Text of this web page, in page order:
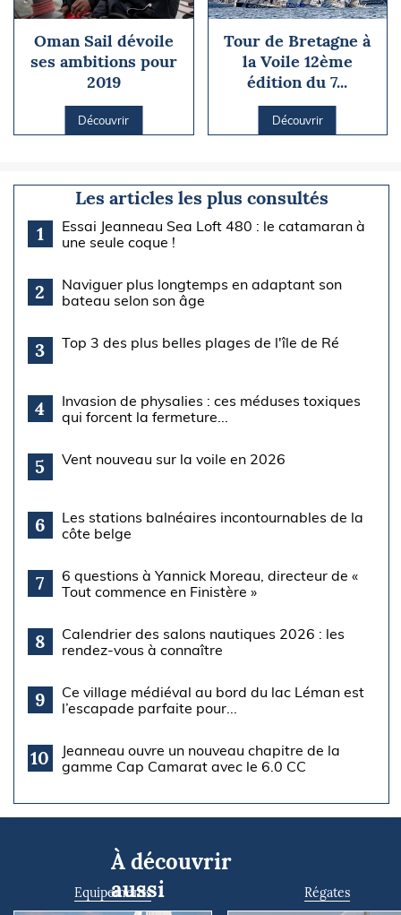
Oman Sail dévoile
ses ambitions pour
2019
Découvrir
Tour de Bretagne à
la Voile 12ème
édition du 7...
Découvrir
Les articles les plus consultés
1
Essai Jeanneau Sea Loft 480 : le catamaran à
une seule coque !
2
Naviguer plus longtemps en adaptant son
bateau selon son âge
3 Top 3 des plus belles plages de l'île de Ré
4
Invasion de physalies : ces méduses toxiques
qui forcent la fermeture...
5 Vent nouveau sur la voile en 2026
6
Les stations balnéaires incontournables de la
côte belge
7
6 questions à Yannick Moreau, directeur de «
Tout commence en Finistère »
8
Calendrier des salons nautiques 2026 : les
rendez-vous à connaître
9
Ce village médiéval au bord du lac Léman est
l’escapade parfaite pour...
10
Jeanneau ouvre un nouveau chapitre de la
gamme Cap Camarat avec le 6.0 CC
À découvrir
aussi
Equipements Régates